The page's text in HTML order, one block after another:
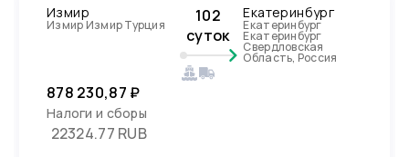
Измир
Измир Измир Турция
102
суток
Екатеринбург
Екатеринбург
Екатеринбург
Свердловская
Область, Россия
878 230,87 ₽
Налоги и сборы
22324.77 RUB